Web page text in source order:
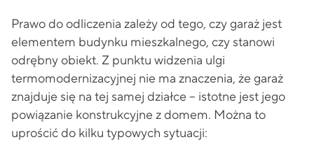
Prawo do odliczenia zależy od tego, czy garaż jest
elementem budynku mieszkalnego, czy stanowi
odrębny obiekt. Z punktu widzenia ulgi
termomodernizacyjnej nie ma znaczenia, że garaż
znajduje się na tej samej działce – istotne jest jego
powiązanie konstrukcyjne z domem. Można to
uprościć do kilku typowych sytuacji: